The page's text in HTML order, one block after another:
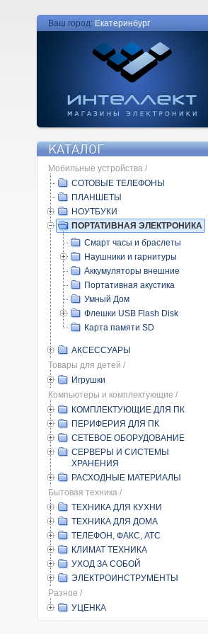
Ваш город: Екатеринбург
КАТАЛОГ
Мобильные устройства /
СОТОВЫЕ ТЕЛЕФОНЫ
ПЛАНШЕТЫ
НОУТБУКИ
ПОРТАТИВНАЯ ЭЛЕКТРОНИКА
Смарт часы и браслеты
Наушники и гарнитуры
Аккумуляторы внешние
Портативная акустика
Умный Дом
Флешки USB Flash Disk
Карта памяти SD
АКСЕССУАРЫ
Товары для детей /
Игрушки
Компьютеры и комплектующие /
КОМПЛЕКТУЮЩИЕ ДЛЯ ПК
ПЕРИФЕРИЯ ДЛЯ ПК
СЕТЕВОЕ ОБОРУДОВАНИЕ
СЕРВЕРЫ И СИСТЕМЫ
ХРАНЕНИЯ
РАСХОДНЫЕ МАТЕРИАЛЫ
Бытовая техника /
ТЕХНИКА ДЛЯ КУХНИ
ТЕХНИКА ДЛЯ ДОМА
ТЕЛЕФОН, ФАКС, АТС
КЛИМАТ ТЕХНИКА
УХОД ЗА СОБОЙ
ЭЛЕКТРОИНСТРУМЕНТЫ
Разное /
УЦЕНКА